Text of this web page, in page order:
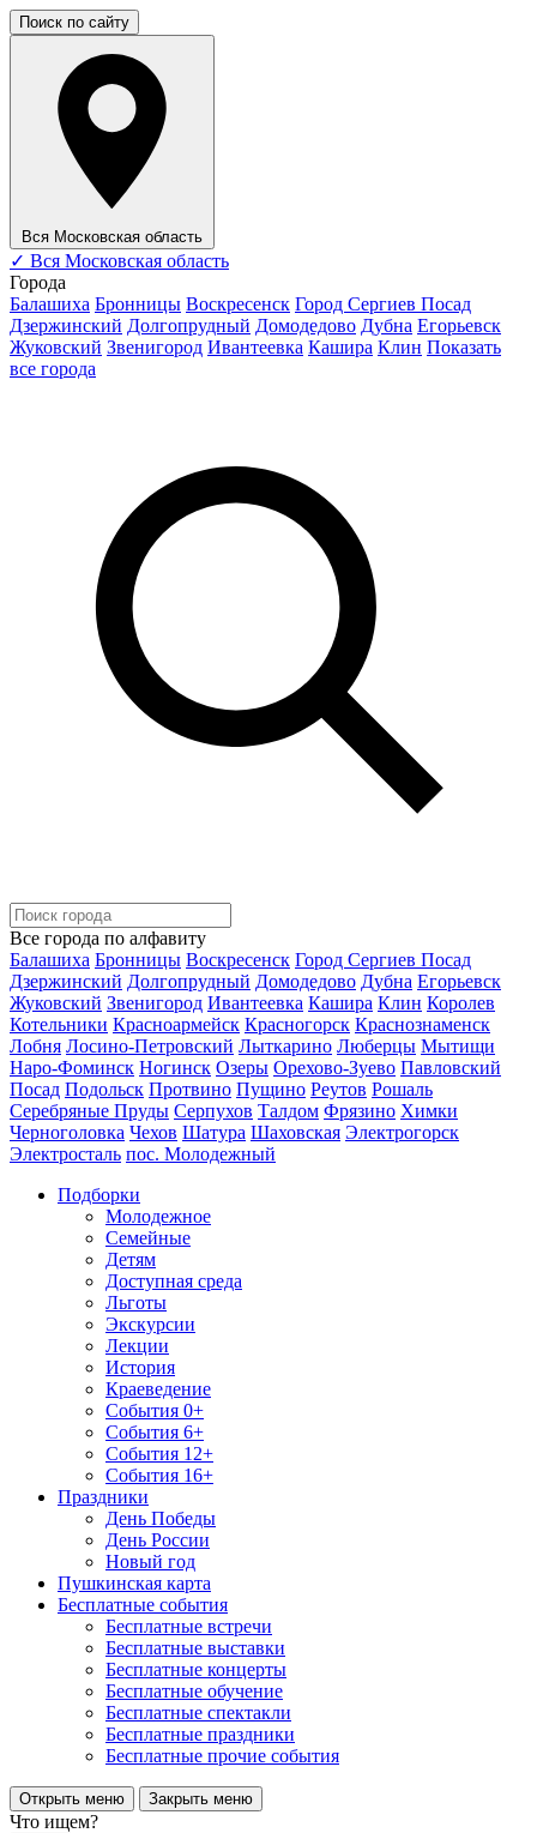
Поиск по сайту
Вся Московская область
✓ Вся Московская область
Города
Балашиха Бронницы Воскресенск Город Сергиев Посад
Дзержинский Долгопрудный Домодедово Дубна Егорьевск
Жуковский Звенигород Ивантеевка Кашира Клин Показать
все города
Все города по алфавиту
Балашиха Бронницы Воскресенск Город Сергиев Посад
Дзержинский Долгопрудный Домодедово Дубна Егорьевск
Жуковский Звенигород Ивантеевка Кашира Клин Королев
Котельники Красноармейск Красногорск Краснознаменск
Лобня Лосино-Петровский Лыткарино Люберцы Мытищи
Наро-Фоминск Ногинск Озеры Орехово-Зуево Павловский
Посад Подольск Протвино Пущино Реутов Рошаль
Серебряные Пруды Серпухов Талдом Фрязино Химки
Черноголовка Чехов Шатура Шаховская Электрогорск
Электросталь пос. Молодежный
Подборки
Молодежное
Семейные
Детям
Доступная среда
Льготы
Экскурсии
Лекции
История
Краеведение
События 0+
События 6+
События 12+
События 16+
Праздники
День Победы
День России
Новый год
Пушкинская карта
Бесплатные события
Бесплатные встречи
Бесплатные выставки
Бесплатные концерты
Бесплатные обучение
Бесплатные спектакли
Бесплатные праздники
Бесплатные прочие события
Открыть меню Закрыть меню
Что ищем?